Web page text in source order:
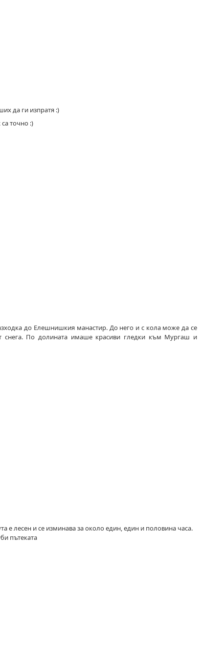
да ги изпратя :)
точно :)
до Елешнишкия манастир. До него и с кола може да се
снега. По долината имаше красиви гледки към Мургаш и
е лесен и се изминава за около един, един и половина часа.
пътеката